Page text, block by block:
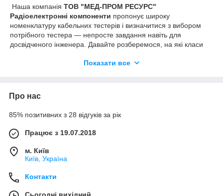
Наша компанія ТОВ "МЕД-ПРОМ РЕСУРС"
Радіоелектронні компоненти пропонує широку
номенклатуру кабельних тестерів і визначитися з вибором
потрібного тестера — непросте завдання навіть для
досвідченого інженера. Давайте розберемося, на які класи
володіють, і чому розрізняються за ціною.
зазвичай складається з двох частин, що перевіряє стан
проводити вимірювання характеристик кабелю або кабельної
лінії. На даний момент існує три класи приладів: для базової
перевірки кабелю, для кваліфікації кабельної системи, для
сертифікації кабельної системи.
Прилади можна грубо розділити на класи, виходячи з
1. Тестери для перевірки правильності обтиску витої пари і
наявності пошкоджень.
Показати все
Про нас
85% позитивних з 28 відгуків за рік
Працює з 19.07.2018
м. Київ
Київ, Україна
Контакти